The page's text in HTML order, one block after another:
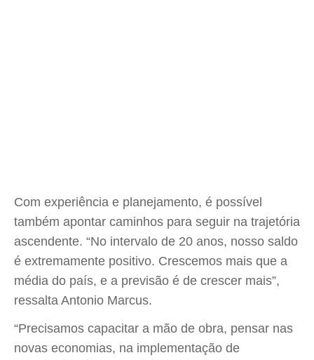
Com experiência e planejamento, é possível
também apontar caminhos para seguir na trajetória
ascendente. “No intervalo de 20 anos, nosso saldo
é extremamente positivo. Crescemos mais que a
média do país, e a previsão é de crescer mais”,
ressalta Antonio Marcus.
“Precisamos capacitar a mão de obra, pensar nas
novas economias, na implementação de